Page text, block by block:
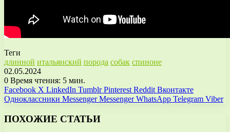
Теги
длинной итальянский порода собак спиноне
02.05.2024
0 Время чтения: 5 мин.
Facebook X LinkedIn Tumblr Pinterest Reddit Вконтакте
Одноклассники Messenger Messenger WhatsApp Telegram Viber
ПОХОЖИЕ СТАТЬИ